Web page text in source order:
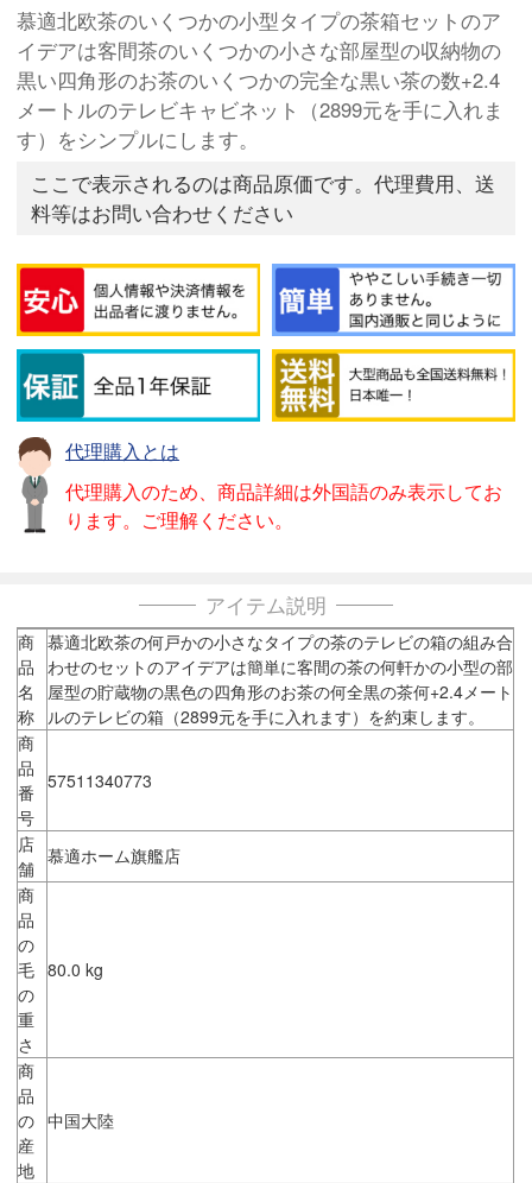
慕適北欧茶のいくつかの小型タイプの茶箱セットのア
イデアは客間茶のいくつかの小さな部屋型の収納物の
黒い四角形のお茶のいくつかの完全な黒い茶の数+2.4
メートルのテレビキャビネット（2899元を手に入れま
す）をシンプルにします。
ここで表示されるのは商品原価です。代理費用、送
料等はお問い合わせください
代理購入とは
代理購入のため、商品詳細は外国語のみ表示してお
ります。ご理解ください。
アイテム説明
商
品
名
称
慕適北欧茶の何戸かの小さなタイプの茶のテレビの箱の組み合
わせのセットのアイデアは簡単に客間の茶の何軒かの小型の部
屋型の貯蔵物の黒色の四角形のお茶の何全黒の茶何+2.4メート
ルのテレビの箱（2899元を手に入れます）を約束します。
商
品
番
号
57511340773
店
舗
慕適ホーム旗艦店
商
品
の
毛
の
重
さ
80.0 kg
商
品
の
産
地
中国大陸